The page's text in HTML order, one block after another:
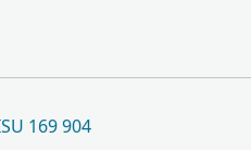
169 904